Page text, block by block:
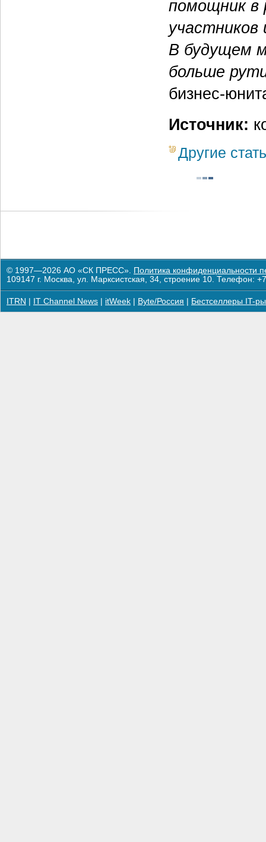
помощник в
В будущем
больше
бизнес-
Источник:
Другие
© 1997—2026 АО «СК ПРЕСС». Политика конфиденциальности
109147 г. Москва, ул. Марксистская, 34, строение 10. Телефон:
ITRN IT Channel News itWeek Byte/Россия Бестселлеры IT-